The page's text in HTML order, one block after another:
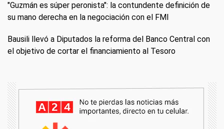
"Guzmán es súper peronista": la contundente definición de
su mano derecha en la negociación con el FMI
Bausili llevó a Diputados la reforma del Banco Central con
el objetivo de cortar el financiamiento al Tesoro